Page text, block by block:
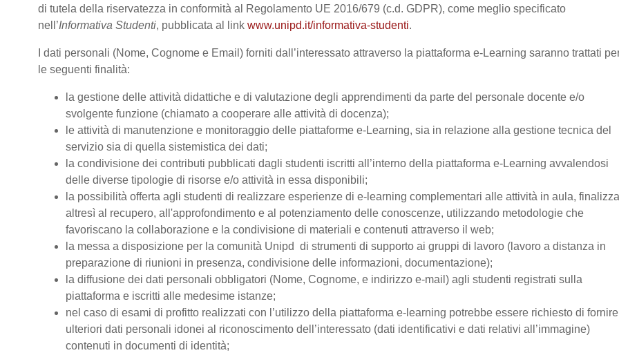
di tutela della riservatezza in conformità al Regolamento UE 2016/679 (c.d. GDPR), come meglio specificato
nell’Informativa Studenti, pubblicata al link www.unipd.it/informativa-studenti.
I dati personali (Nome, Cognome e Email) forniti dall’interessato attraverso la piattaforma e-Learning saranno trattati
le seguenti finalità:
la gestione delle attività didattiche e di valutazione degli apprendimenti da parte del personale docente e/o
svolgente funzione (chiamato a cooperare alle attività di docenza);
le attività di manutenzione e monitoraggio delle piattaforme e-Learning, sia in relazione alla gestione tecnica del
servizio sia di quella sistemistica dei dati;
la condivisione dei contributi pubblicati dagli studenti iscritti all’interno della piattaforma e-Learning avvalendosi
delle diverse tipologie di risorse e/o attività in essa disponibili;
la possibilità offerta agli studenti di realizzare esperienze di e-learning complementari alle attività in aula,
altresì al recupero, all'approfondimento e al potenziamento delle conoscenze, utilizzando metodologie che
favoriscano la collaborazione e la condivisione di materiali e contenuti attraverso il web;
la messa a disposizione per la comunità Unipd di strumenti di supporto ai gruppi di lavoro (lavoro a distanza in
preparazione di riunioni in presenza, condivisione delle informazioni, documentazione);
la diffusione dei dati personali obbligatori (Nome, Cognome, e indirizzo e-mail) agli studenti registrati sulla
piattaforma e iscritti alle medesime istanze;
nel caso di esami di profitto realizzati con l’utilizzo della piattaforma e-learning potrebbe essere richiesto di fornire
ulteriori dati personali idonei al riconoscimento dell’interessato (dati identificativi e dati relativi all’immagine)
contenuti in documenti di identità;